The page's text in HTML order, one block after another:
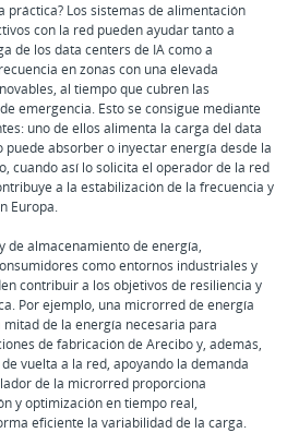
práctica? Los sistemas de alimentación
con la red pueden ayudar tanto a
de los data centers de IA como a
en zonas con una elevada
al tiempo que cubren las
emergencia. Esto se consigue mediante
uno de ellos alimenta la carga del data
absorber o inyectar energía desde la
cuando así lo solicita el operador de la red
a la estabilización de la frecuencia y
Europa.
de almacenamiento de energía,
como entornos industriales y
contribuir a los objetivos de resiliencia y
Por ejemplo, una microrred de energía
de la energía necesaria para
de fabricación de Arecibo y, además,
vuelta a la red, apoyando la demanda
de la microrred proporciona
y optimización en tiempo real,
eficiente la variabilidad de la carga.